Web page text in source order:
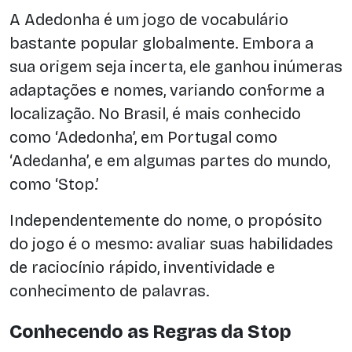
A Adedonha é um jogo de vocabulário
bastante popular globalmente. Embora a
sua origem seja incerta, ele ganhou inúmeras
adaptações e nomes, variando conforme a
localização. No Brasil, é mais conhecido
como ‘Adedonha’, em Portugal como
‘Adedanha’, e em algumas partes do mundo,
como ‘Stop.’
Independentemente do nome, o propósito
do jogo é o mesmo: avaliar suas habilidades
de raciocínio rápido, inventividade e
conhecimento de palavras.
Conhecendo as Regras da Stop